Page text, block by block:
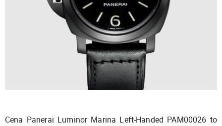
Cena Panerai Luminor Marina Left-Handed PAM00026 to